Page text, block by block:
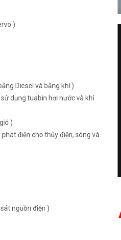
)
Diesel và bằng khí )
dụng tuabin hơi nước và khí
)
điện cho thủy điện, sóng và
nguồn điện )